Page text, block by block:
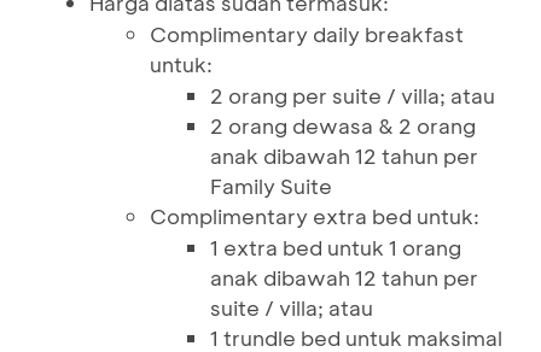
Complimentary daily breakfast
untuk:
2 orang per suite / villa; atau
2 orang dewasa & 2 orang
anak dibawah 12 tahun per
Family Suite
Complimentary extra bed untuk:
1 extra bed untuk 1 orang
anak dibawah 12 tahun per
suite / villa; atau
1 trundle bed untuk maksimal